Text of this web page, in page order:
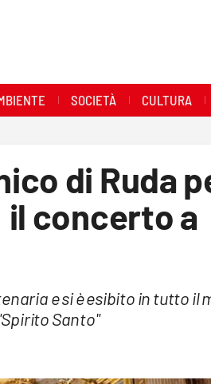
SOCIETÀ CULTURA
di Ruda
il concerto a
e si è esibito in tutto il
Santo"